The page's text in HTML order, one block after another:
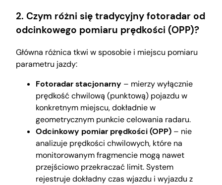
2. Czym różni się tradycyjny fotoradar od
odcinkowego pomiaru prędkości (OPP)?
Główna różnica tkwi w sposobie i miejscu pomiaru
parametru jazdy:
Fotoradar stacjonarny – mierzy wyłącznie
prędkość chwilową (punktową) pojazdu w
konkretnym miejscu, dokładnie w
geometrycznym punkcie celowania radaru.
Odcinkowy pomiar prędkości (OPP) – nie
analizuje prędkości chwilowych, które na
monitorowanym fragmencie mogą nawet
przejściowo przekraczać limit. System
rejestruje dokładny czas wjazdu i wyjazdu z